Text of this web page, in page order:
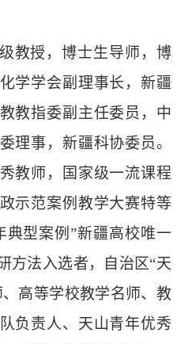
教授，博士生导师，博
学学会副理事长，新疆
教指委副主任委员，中
理事，新疆科协委员。
教师，国家级一流课程
示范案例教学大赛特等
典型案例”新疆高校唯一
方法入选者，自治区“天
高等学校教学名师、教
负责人、天山青年优秀